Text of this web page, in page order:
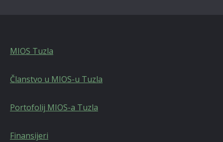
MIOS Tuzla
Članstvo u MIOS-u Tuzla
Portofolij MIOS-a Tuzla
Finansijeri